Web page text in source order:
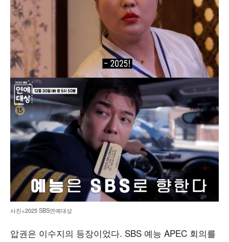
사진=2025 SBS연예대상
압권은 이수지의 등장이었다. SBS 예능 APEC 회의를